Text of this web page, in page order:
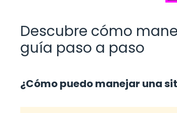
Descubre cómo
guía paso a paso
¿Cómo puedo manejar una